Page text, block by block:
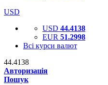
USD
USD 44.4138
EUR 51.2998
Всі курси валют
44.4138
Авторизація
Пошук